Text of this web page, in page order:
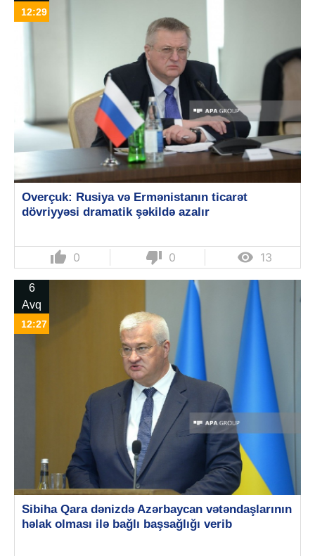
12:29
Overçuk: Rusiya və Ermənistanın ticarət
dövriyyəsi dramatik şəkildə azalır
thumb_up 0 thumb_down 0  13
6
Avq
12:27
Sibiha Qara dənizdə Azərbaycan vətəndaşlarının
həlak olması ilə bağlı başsağlığı verib